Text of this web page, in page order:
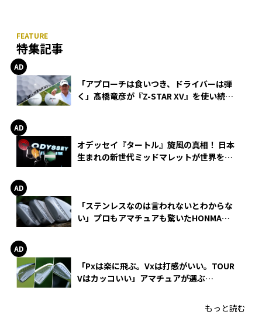
特集記事
「アプローチは食いつき、ドライバーは弾
く」髙橋竜彦が『Z-STAR XV』を使い続け
オデッセイ『タートル』旋風の真相！ 日本
生まれの新世代ミッドマレットが世界を席
「ステンレスなのは言われないとわからな
い」プロもアマチュアも驚いたHONMA
「Pxは楽に飛ぶ。Vxは打感がいい。TOUR
Vはカッコいい」アマチュアが選ぶ
もっと読む